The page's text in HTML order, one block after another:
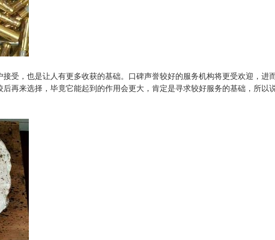
受，也是让人有更多收获的基础。口碑声誉较好的服务机构将更受欢迎，进
再来选择，毕竟它能起到的作用会更大，肯定是寻求较好服务的基础，所以